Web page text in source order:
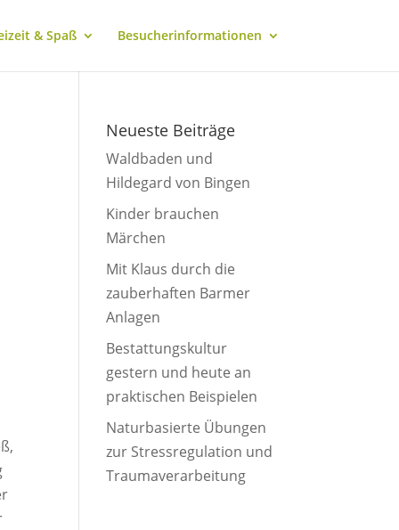
& Spaß Besucherinformationen
Neueste Beiträge
Waldbaden und
Hildegard von Bingen
Kinder brauchen
Märchen
Mit Klaus durch die
zauberhaften Barmer
Anlagen
Bestattungskultur
gestern und heute an
praktischen Beispielen
Naturbasierte Übungen
zur Stressregulation und
Traumaverarbeitung